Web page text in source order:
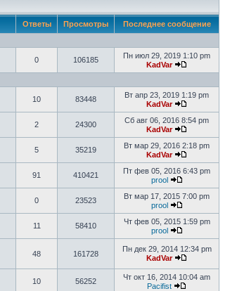
Ответы Просмотры Последнее сообщение
0 106185
Пн июл 29, 2019 1:10 pm
KadVar
10 83448
Вт апр 23, 2019 1:19 pm
KadVar
2 24300
Сб авг 06, 2016 8:54 pm
KadVar
5 35219
Вт мар 29, 2016 2:18 pm
KadVar
91 410421
Пт фев 05, 2016 6:43 pm
prool
0 23523
Вт мар 17, 2015 7:00 pm
prool
11 58410
Чт фев 05, 2015 1:59 pm
prool
48 161728
Пн дек 29, 2014 12:34 pm
KadVar
10 56252
Чт окт 16, 2014 10:04 am
Pacifist